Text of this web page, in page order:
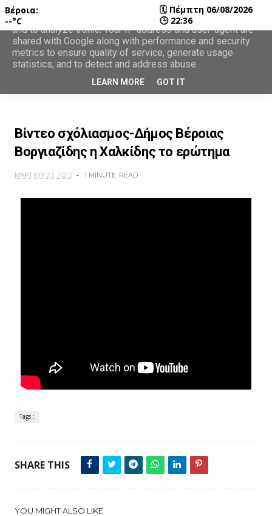
Βίντεο σχόλιασμος-Δήμος Βέροιας
Βοργιαζίδης η Χαλκίδης το ερώτημα
ΜΑΡΤΊΟΥ 23, 2023 1 MINUTE READ
Tags :
SHARE THIS
YOU MIGHT ALSO LIKE
Βέροια:
--°C
🗓 Πέμπτη 06/08/2026
🕒 22:36
This site uses cookies from Google to deliver its services
and to analyze traffic. Your IP address and user-agent are
shared with Google along with performance and security
metrics to ensure quality of service, generate usage
statistics, and to detect and address abuse.
LEARN MORE GOT IT